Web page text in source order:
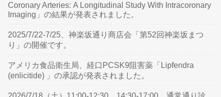
Coronary Arteries: A Longitudinal Study With Intracoronary
Imaging」の結果が発表されました。
2025/7/22-7/25、神楽坂通り商店会「第52回神楽坂まつ
り」の開催です。
アメリカ食品衛生局、経口PCSK9阻害薬「Lipfendra
(enlicitide) 」の承認が発表されました。